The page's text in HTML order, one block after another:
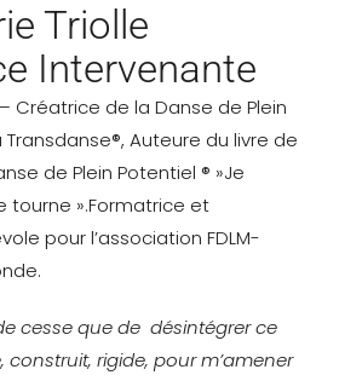
Triolle
Intervenante
Créatrice de la Danse de Plein
Auteure du livre de
de Plein Potentiel ® »Je
tourne ».Formatrice et
pour l’association FDLM-
cesse que de désintégrer ce
construit, rigide, pour m’amener